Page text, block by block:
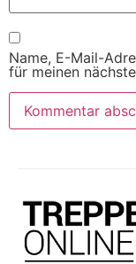
Name, E-Mail-
für meinen